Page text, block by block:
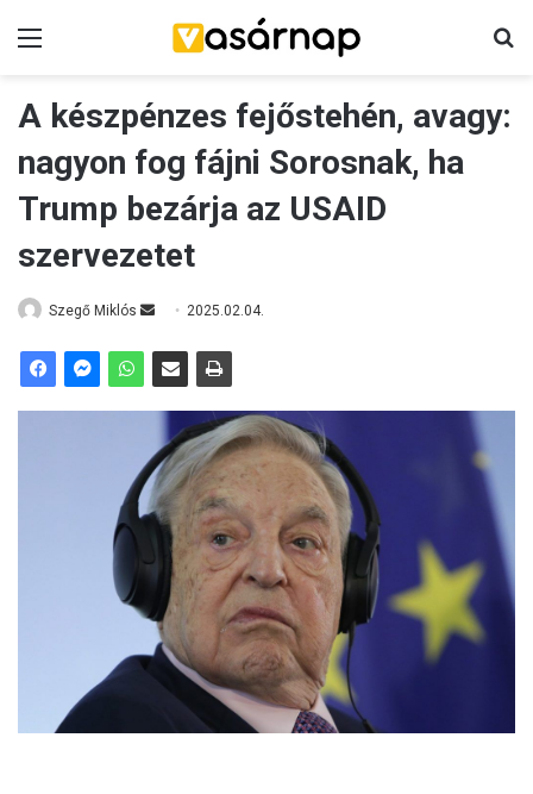
A készpénzes fejőstehén, avagy:
nagyon fog fájni Sorosnak, ha
Trump bezárja az USAID
szervezetet
Szegő Miklós
n
n
e
m
2025.02.04.